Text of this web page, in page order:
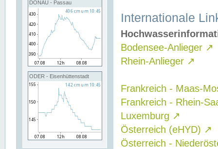
DONAU - Passau
ODER - Eisenhüttenstadt
Internationale
Bodensee-Anlieger ↗
Rhein-Anlieger ↗
Frankreich - Maas-
Frankreich - Rhein-
Luxemburg ↗
Österreich (eHYD) ↗
Österreich -